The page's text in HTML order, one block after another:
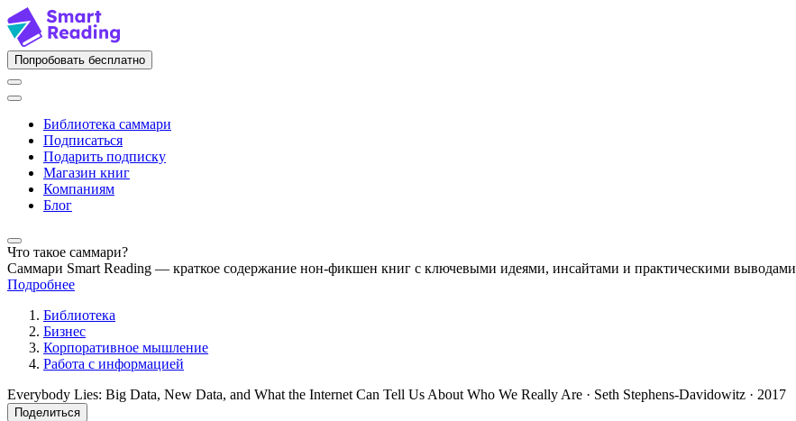
Попробовать бесплатно
Библиотека саммари
Подписаться
Подарить подписку
Магазин книг
Компаниям
Блог
Что такое саммари?
Саммари Smart Reading — краткое содержание нон-фикшен книг с ключевыми идеями, инсайтами и практическими выводами
Подробнее
Библиотека
Бизнес
Корпоративное мышление
Работа с информацией
Everybody Lies: Big Data, New Data, and What the Internet Can Tell Us About Who We Really Are · Seth Stephens-Davidowitz · 2017
Поделиться